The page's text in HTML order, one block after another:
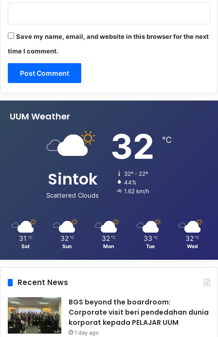
Save my name, email, and website in this browser for the next
time I comment.
UUM Weather
Sintok
Scattered Clouds
32 ℃
32º - 22º
44%
1.62 km/h
31 ℃
Sat
32 ℃
Sun
32 ℃
Mon
33 ℃
Tue
32 ℃
Wed
Recent News
BGS beyond the boardroom:
Corporate visit beri pendedahan dunia
korporat kepada PELAJAR UUM
1 day ago